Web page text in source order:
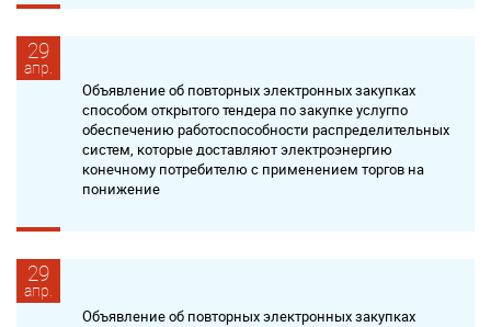
29
апр.
Объявление об повторных электронных закупках
способом открытого тендера по закупке услугпо
обеспечению работоспособности распределительных
систем, которые доставляют электроэнергию
конечному потребителю с применением торгов на
понижение
29
апр.
Объявление об повторных электронных закупках